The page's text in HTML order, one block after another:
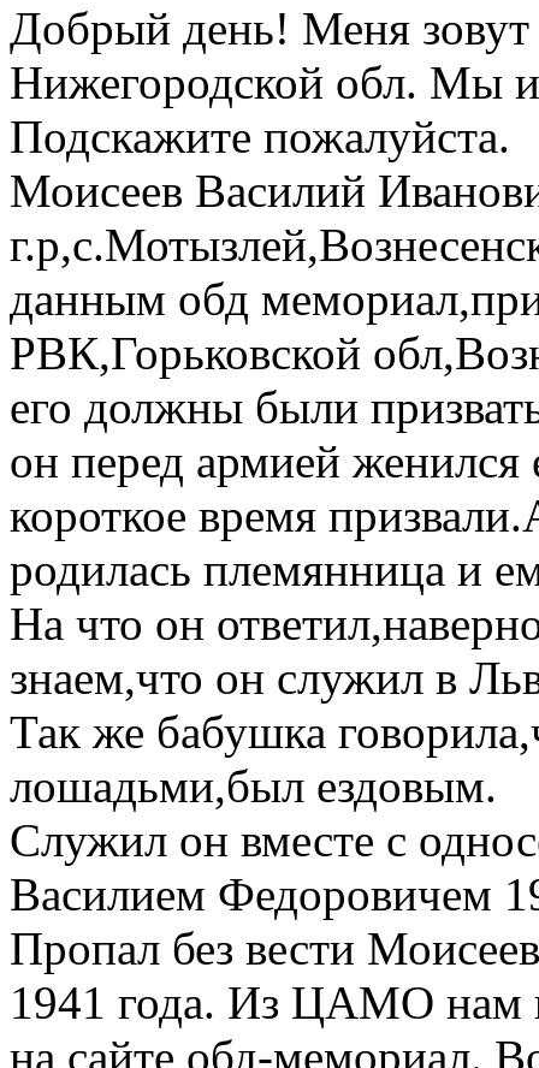
Добрый день! Меня
Нижегородской обл. Мы
Подскажите пожалуйста.
Моисеев Василий
данным обд
РВК,Горьковской
его должны были
он перед армией женился
короткое время
родилась племянница и
На что он
знаем,что он служил в
Так же бабушка
лошадьми,был ездовым.
Служил он вместе с
Василием Федоровичем
Пропал без вести
1941 года. Из ЦАМО нам
на сайте обд-мемориал.